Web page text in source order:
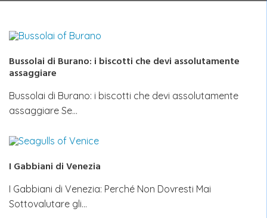
Bussolai di Burano: i biscotti che devi assolutamente
assaggiare
Bussolai di Burano: i biscotti che devi assolutamente
assaggiare Se…
I Gabbiani di Venezia
I Gabbiani di Venezia: Perché Non Dovresti Mai
Sottovalutare gli…